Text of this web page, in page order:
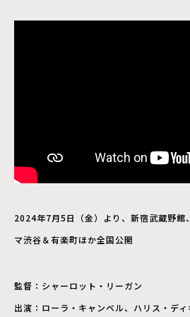
2024年7月5日（金）より、新宿武蔵野館
マ渋谷＆有楽町ほか全国公開
監督：シャーロット・リーガン
出演：ローラ・キャンベル、ハリス・ディ